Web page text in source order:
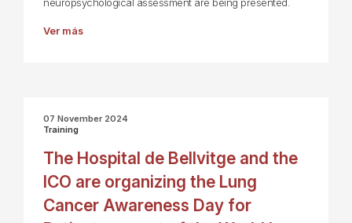
neuropsychological assessment are being presented.
Ver más
07 November 2024
Training
The Hospital de Bellvitge and the
ICO are organizing the Lung
Cancer Awareness Day for